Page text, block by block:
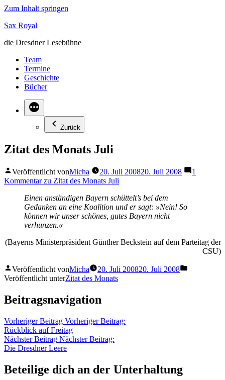
Zum Inhalt springen
Sax Royal
die Dresdner Lesebühne
Team
Termine
Geschichte
Bücher
Zurück
Zitat des Monats Juli
Veröffentlicht vonMicha 20. Juli 200820. Juli 2008
1
Kommentarzu Zitat des Monats Juli
Einen anständigen Bayern schüttelt’s bei dem
Gedanken an eine Koalition und er sagt: »Nein! So
können wir unser schönes, gutes Bayern nicht
verhunzen.«
(Bayerns Ministerpräsident Günther Beckstein auf dem Parteitag der
CSU)
Veröffentlicht vonMicha 20. Juli 200820. Juli 2008
Veröffentlicht unterZitat des Monats
Beitragsnavigation
Vorheriger Beitrag Vorheriger Beitrag:
Rückblick auf Freitag
Nächster Beitrag Nächster Beitrag:
Die Dresdner Leere
Beteilige dich an der Unterhaltung